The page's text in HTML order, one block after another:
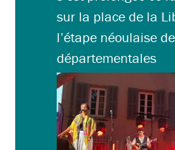
sur la place de la
l’étape néoulaise
départementales
LIRE L'ARTICLE »